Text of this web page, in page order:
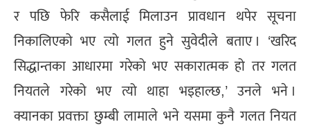
र पछि फेरि कसैलाई मिलाउन प्रावधान थपेर सूचना
निकालिएको भए त्यो गलत हुने सुवेदीले बताए । ‘खरिद
सिद्धान्तका आधारमा गरेको भए सकारात्मक हो तर गलत
नियतले गरेको भए त्यो थाहा भइहाल्छ,’ उनले भने ।
क्यानका प्रवक्ता छुम्बी लामाले भने यसमा कुनै गलत नियत